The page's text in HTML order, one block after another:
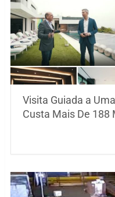
Visita Guiada a
Custa Mais De 188